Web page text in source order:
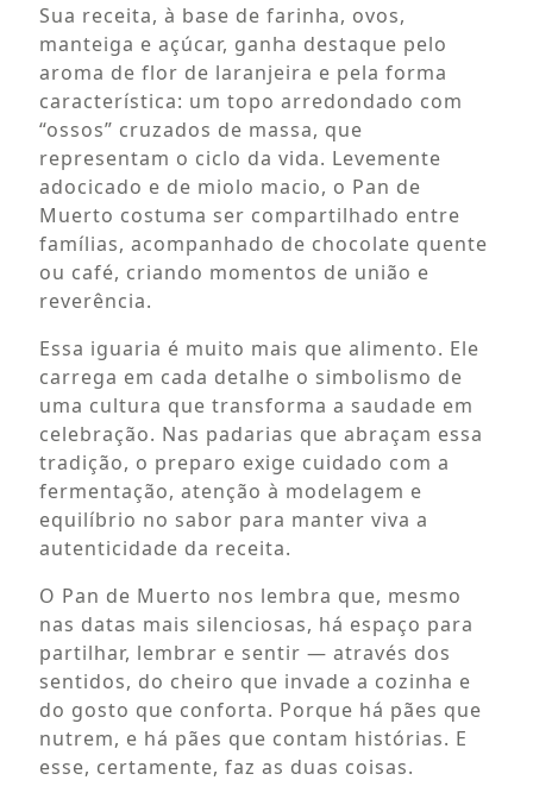
Sua receita, à base de farinha, ovos,
manteiga e açúcar, ganha destaque pelo
aroma de flor de laranjeira e pela forma
característica: um topo arredondado com
“ossos” cruzados de massa, que
representam o ciclo da vida. Levemente
adocicado e de miolo macio, o Pan de
Muerto costuma ser compartilhado entre
famílias, acompanhado de chocolate quente
ou café, criando momentos de união e
reverência.
Essa iguaria é muito mais que alimento. Ele
carrega em cada detalhe o simbolismo de
uma cultura que transforma a saudade em
celebração. Nas padarias que abraçam essa
tradição, o preparo exige cuidado com a
fermentação, atenção à modelagem e
equilíbrio no sabor para manter viva a
autenticidade da receita.
O Pan de Muerto nos lembra que, mesmo
nas datas mais silenciosas, há espaço para
partilhar, lembrar e sentir — através dos
sentidos, do cheiro que invade a cozinha e
do gosto que conforta. Porque há pães que
nutrem, e há pães que contam histórias. E
esse, certamente, faz as duas coisas.